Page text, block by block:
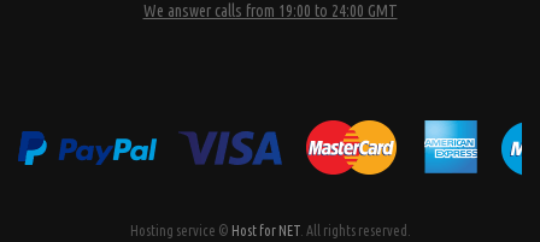
We answer calls from 19:00 to 24:00 GMT
Hosting service © Host for NET. All rights reserved.